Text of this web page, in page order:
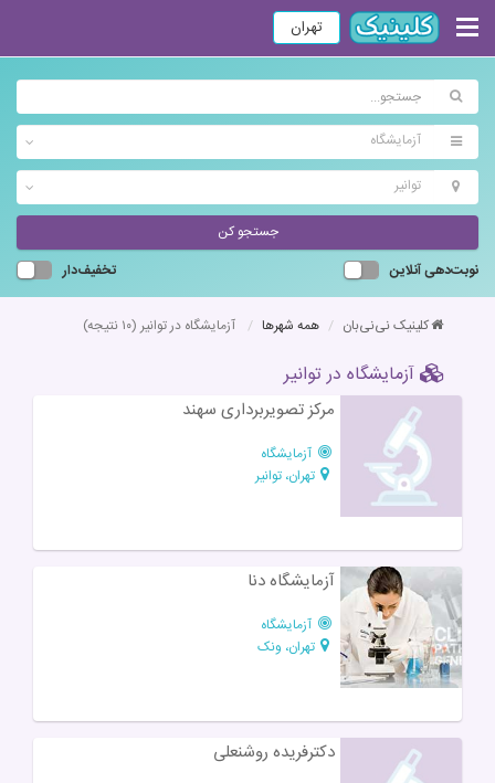
تهران
آزمایشگاه
توانیر
جستجو کن
نوبت‌دهی آنلاین
تخفیف‌دار
کلینیک نی‌نی‌بان همه شهرها آزمایشگاه در توانیر (۱۰ نتیجه)
آزمایشگاه در توانیر
مرکز تصویربرداری سهند
آزمایشگاه
تهران، توانیر
آزمایشگاه دنا
آزمایشگاه
تهران، ونک
دکترفریده روشنعلی